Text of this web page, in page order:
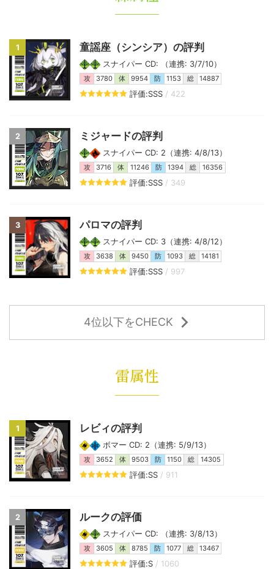
1 童謡座（シンシア）の評判
スナイパー CD: （連携: 3/7/10）
攻 3780 体 9954 防 1153 総 14887
評価:SSS / 422
2 ミジャードの評判
スナイパー CD: 2（連携: 4/8/13）
攻 3716 体 11246 防 1394 総 16356
評価:SSS / 349
3 パロマの評判
スナイパー CD: 3（連携: 4/8/12）
攻 3638 体 9450 防 1093 総 14181
評価:SSS / 997
4位以下をCHECK
雷属性
1 レビィの評判
ボマー CD: 2（連携: 5/9/13）
攻 3652 体 9503 防 1150 総 14305
評価:SS / 911
2 ルークの評価
スナイパー CD: （連携: 3/8/13）
攻 3605 体 8785 防 1077 総 13467
評価:S / 1060